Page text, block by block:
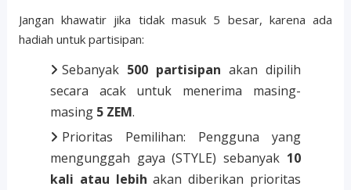
Jangan khawatir jika tidak masuk 5 besar, karena ada
hadiah untuk partisipan:
Sebanyak 500 partisipan akan dipilih
secara acak untuk menerima masing-
masing 5 ZEM.
Prioritas Pemilihan: Pengguna yang
mengunggah gaya (STYLE) sebanyak 10
kali atau lebih akan diberikan prioritas